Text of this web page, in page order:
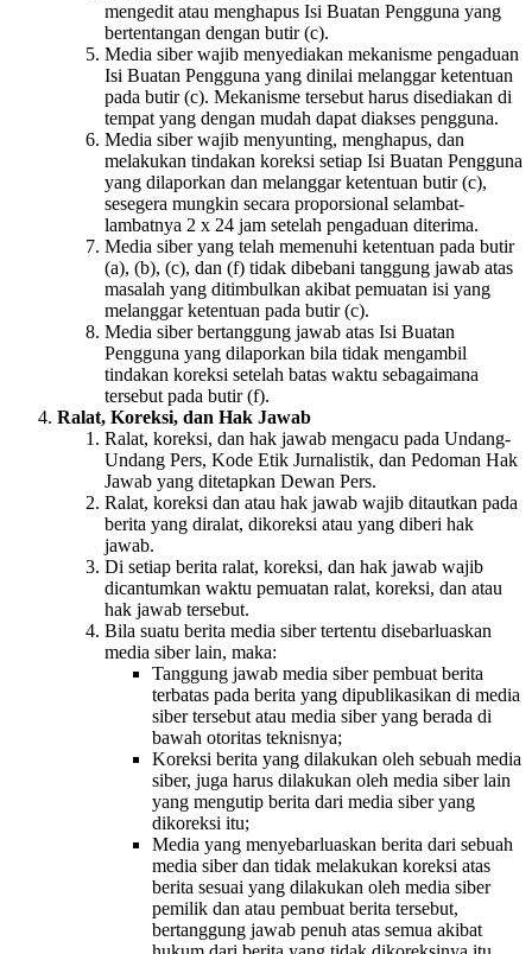
mengedit atau menghapus Isi Buatan Pengguna yang
bertentangan dengan butir (c).
Media siber wajib menyediakan mekanisme pengaduan
Isi Buatan Pengguna yang dinilai melanggar ketentuan
pada butir (c). Mekanisme tersebut harus disediakan di
tempat yang dengan mudah dapat diakses pengguna.
Media siber wajib menyunting, menghapus, dan
melakukan tindakan koreksi setiap Isi Buatan Pengguna
yang dilaporkan dan melanggar ketentuan butir (c),
sesegera mungkin secara proporsional selambat-
lambatnya 2 x 24 jam setelah pengaduan diterima.
Media siber yang telah memenuhi ketentuan pada butir
(a), (b), (c), dan (f) tidak dibebani tanggung jawab atas
masalah yang ditimbulkan akibat pemuatan isi yang
melanggar ketentuan pada butir (c).
Media siber bertanggung jawab atas Isi Buatan
Pengguna yang dilaporkan bila tidak mengambil
tindakan koreksi setelah batas waktu sebagaimana
tersebut pada butir (f).
Ralat, Koreksi, dan Hak Jawab
Ralat, koreksi, dan hak jawab mengacu pada Undang-
Undang Pers, Kode Etik Jurnalistik, dan Pedoman Hak
Jawab yang ditetapkan Dewan Pers.
Ralat, koreksi dan atau hak jawab wajib ditautkan pada
berita yang diralat, dikoreksi atau yang diberi hak
jawab.
Di setiap berita ralat, koreksi, dan hak jawab wajib
dicantumkan waktu pemuatan ralat, koreksi, dan atau
hak jawab tersebut.
Bila suatu berita media siber tertentu disebarluaskan
media siber lain, maka:
Tanggung jawab media siber pembuat berita
terbatas pada berita yang dipublikasikan di media
siber tersebut atau media siber yang berada di
bawah otoritas teknisnya;
Koreksi berita yang dilakukan oleh sebuah media
siber, juga harus dilakukan oleh media siber lain
yang mengutip berita dari media siber yang
dikoreksi itu;
Media yang menyebarluaskan berita dari sebuah
media siber dan tidak melakukan koreksi atas
berita sesuai yang dilakukan oleh media siber
pemilik dan atau pembuat berita tersebut,
bertanggung jawab penuh atas semua akibat